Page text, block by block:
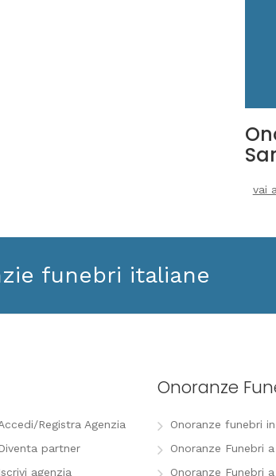
vai
funebri italiane
Registra Agenzia
Diventa partner
Iscrivi agenzia
Onoranze
Onoranze funebri
Onoranze Funebri
Onoranze Funebri